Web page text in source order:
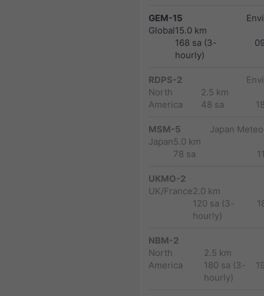
GEM-15
Global15.0 km
168 sa (3-
hourly)
RDPS-2
North
America
2.5 km
48 sa
MSM-5
Japan5.0 km
78 sa
Japan
UKMO-2
UK/France2.0 km
120 sa (3-
hourly)
NBM-2
North
America
2.5 km
180 sa (3-
hourly)